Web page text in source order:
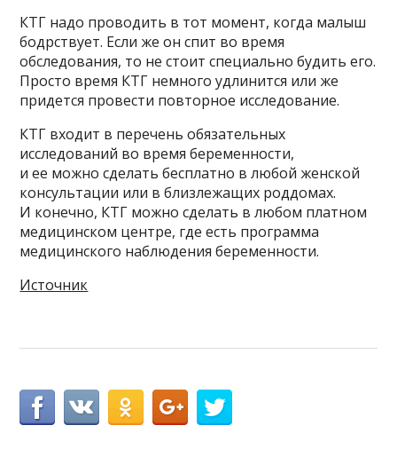
КТГ надо проводить в тот момент, когда малыш
бодрствует. Если же он спит во время
обследования, то не стоит специально будить его.
Просто время КТГ немного удлинится или же
придется провести повторное исследование.
КТГ входит в перечень обязательных
исследований во время беременности,
и ее можно сделать бесплатно в любой женской
консультации или в близлежащих роддомах.
И конечно, КТГ можно сделать в любом платном
медицинском центре, где есть программа
медицинского наблюдения беременности.
Источник